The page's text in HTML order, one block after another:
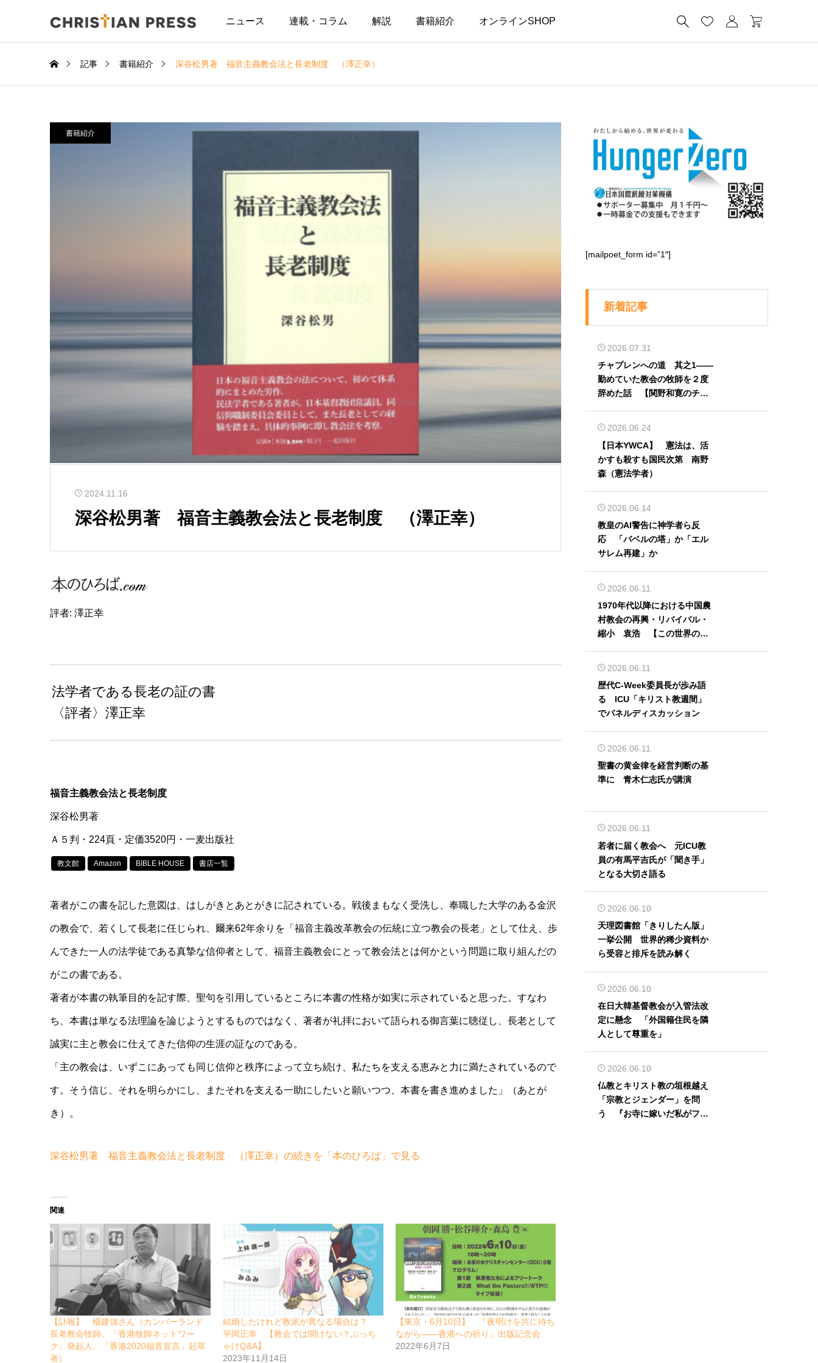
ニュース 連載・コラム 解説 書籍紹介 オンラインSHOP    
記事 書籍紹介 深谷松男著 福音主義教会法と長老制度 （澤正幸）
書籍紹介
2024.11.16
深谷松男著 福音主義教会法と長老制度 （澤正幸）
評者: 澤正幸
法学者である長老の証の書
〈評者〉澤正幸
福音主義教会法と長老制度
深谷松男著
Ａ５判・224頁・定価3520円・一麦出版社
教文館 Amazon BIBLE HOUSE 書店一覧
著者がこの書を記した意図は、はしがきとあとがきに記されている。戦後まもなく受洗し、奉職した大学のある金沢
の教会で、若くして長老に任じられ、爾来62年余りを「福音主義改革教会の伝統に立つ教会の長老」として仕え、歩
んできた一人の法学徒である真摯な信仰者として、福音主義教会にとって教会法とは何かという問題に取り組んだの
がこの書である。
著者が本書の執筆目的を記す際、聖句を引用しているところに本書の性格が如実に示されていると思った。すなわ
ち、本書は単なる法理論を論じようとするものではなく、著者が礼拝において語られる御言葉に聴従し、長老として
誠実に主と教会に仕えてきた信仰の生涯の証なのである。
「主の教会は、いずこにあっても同じ信仰と秩序によって立ち続け、私たちを支える恵みと力に満たされているので
す。そう信じ、それを明らかにし、またそれを支える一助にしたいと願いつつ、本書を書き進めました」（あとが
き）。
深谷松男著 福音主義教会法と長老制度 （澤正幸）の続きを「本のひろば」で見る
関連
【訃報】 楊建強さん（カンバーランド
長老教会牧師、「香港牧師ネットワー
ク」発起人、「香港2020福音宣言」起草
者）
結婚したけれど教派が異なる場合は？
平岡正幸 【教会では聞けない？ぶっち
ゃけQ&A】
2023年11月14日
【東京・6月10日】 『夜明けを共に待ち
ながら――香港への祈り』出版記念会
2022年6月7日
[mailpoet_form id=”1″]
新着記事
2026.07.31
チャプレンへの道 其之1――
勤めていた教会の牧師を２度
辞めた話 【関野和寛のチャ
2026.06.24
【日本YWCA】 憲法は、活
かすも殺すも国民次第 南野
森（憲法学者）
2026.06.14
教皇のAI警告に神学者ら反
応 「バベルの塔」か「エル
サレム再建」か
2026.06.11
1970年代以降における中国農
村教会の再興・リバイバル・
縮小 袁浩 【この世界の片
2026.06.11
歴代C-Week委員長が歩み語
る ICU「キリスト教週間」
でパネルディスカッション
2026.06.11
聖書の黄金律を経営判断の基
準に 青木仁志氏が講演
2026.06.11
若者に届く教会へ 元ICU教
員の有馬平吉氏が「聞き手」
となる大切さ語る
2026.06.10
天理図書館「きりしたん版」
一挙公開 世界的稀少資料か
ら受容と排斥を読み解く
2026.06.10
在日大韓基督教会が入管法改
定に懸念 「外国籍住民を隣
人として尊重を」
2026.06.10
仏教とキリスト教の垣根越え
「宗教とジェンダー」を問
う 『お寺に嫁いだ私がフェ